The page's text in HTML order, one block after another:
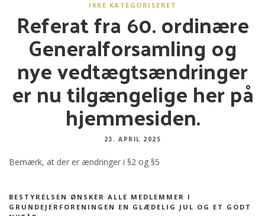
IKKE KATEGORISERET
Referat fra 60. ordinære
Generalforsamling og
nye vedtægtsændringer
er nu tilgængelige her på
hjemmesiden.
23. APRIL 2025
Bemærk, at der er ændringer i §2 og §5
BESTYRELSEN ØNSKER ALLE MEDLEMMER I
GRUNDEJERFORENINGEN EN GLÆDELIG JUL OG ET GODT